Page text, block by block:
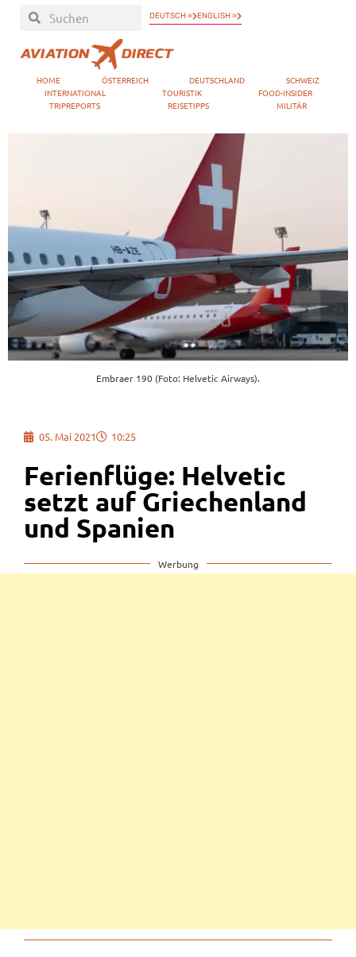
DEUTSCH » ENGLISH »
HOME ÖSTERREICH DEUTSCHLAND
SCHWEIZ
INTERNATIONAL
TOURISTIK
FOOD-INSIDER
TRIPREPORTS
REISETIPPS MILITÄR
Embraer 190 (Foto: Helvetic Airways).
05. Mai 2021 10:25
Ferienflüge: Helvetic
setzt auf Griechenland
und Spanien
Werbung